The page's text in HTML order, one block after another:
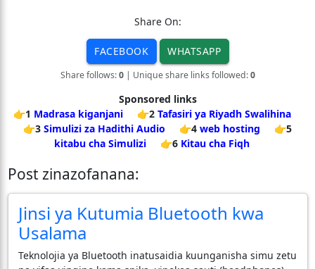
Share On:
FACEBOOK WHATSAPP
Share follows:0| Unique share links followed:0
Sponsored links
👉1 Madrasa kiganjani 👉2 Tafasiri ya Riyadh Swalihina
👉3 Simulizi za Hadithi Audio 👉4 web hosting
👉5
kitabu cha Simulizi
👉6 Kitau cha Fiqh
Post zinazofanana:
Jinsi ya Kutumia Bluetooth kwa
Usalama
Teknolojia ya Bluetooth inatusaidia kuunganisha simu zetu